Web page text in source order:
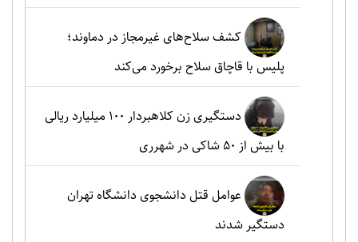
کشف سلاح‌های غیرمجاز در دماوند؛
پلیس با قاچاق سلاح برخورد می‌کند
دستگیری زن کلاهبردار ۱۰۰ میلیارد ریالی
با بیش از ۵۰ شاکی در شهرری
عوامل قتل دانشجوی دانشگاه تهران
دستگیر شدند